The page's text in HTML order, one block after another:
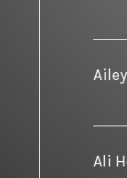
Ali